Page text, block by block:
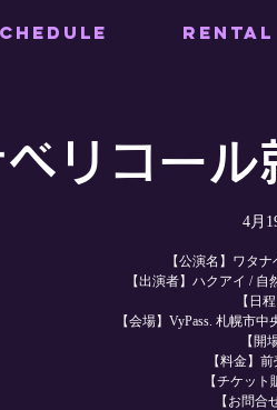
RENTAL
ベリコー
4月
【公演名】ワタ
【出演者】ハクアイ / 自
【日
【会場】VyPass. 札幌市
【開
【料金】
【チケッ
【お問合